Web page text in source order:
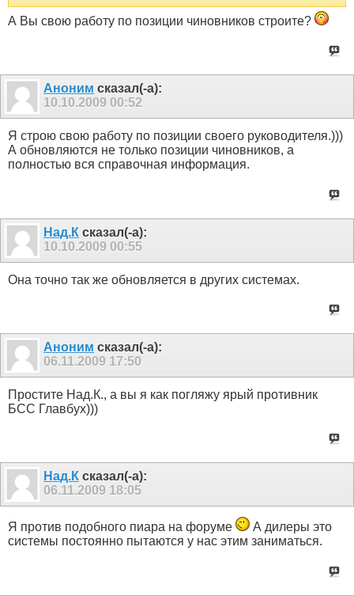
А Вы свою работу по позиции чиновников строите?
Аноним сказал(-а):
10.10.2009 00:52
Я строю свою работу по позиции своего руководителя.)))
А обновляются не только позиции чиновников, а
полностью вся справочная информация.
Над.К сказал(-а):
10.10.2009 00:55
Она точно так же обновляется в других системах.
Аноним сказал(-а):
06.11.2009 17:50
Простите Над.К., а вы я как погляжу ярый противник
БСС Главбух)))
Над.К сказал(-а):
06.11.2009 18:05
Я против подобного пиара на форуме
А дилеры это
системы постоянно пытаются у нас этим заниматься.